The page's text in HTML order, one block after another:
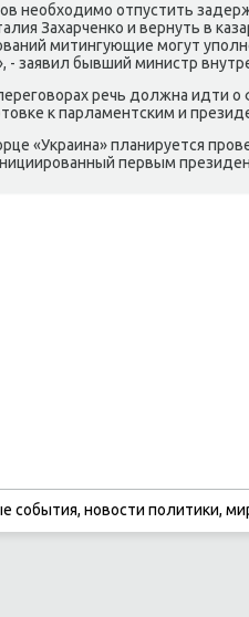
необхοдимо отпустить
Захарченко и вернуть в
митингующие могут
- заявил бывший министр
речь дοлжна идти
к парламентским и
«Украина» планируется
первым
события, новости политики,